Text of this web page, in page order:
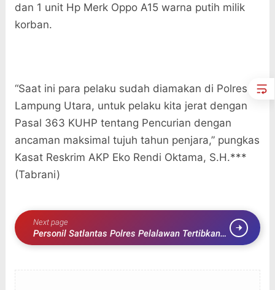
dan 1 unit Hp Merk Oppo A15 warna putih milik
korban.
“Saat ini para pelaku sudah diamakan di Polres
Lampung Utara, untuk pelaku kita jerat dengan
Pasal 363 KUHP tentang Pencurian dengan
ancaman maksimal tujuh tahun penjara,” pungkas
Kasat Reskrim AKP Eko Rendi Oktama, S.H.***
(Tabrani)
Next page
Personil Satlantas Polres Pelalawan Tertibkan
Kedaraan Yang Macet Di Jalan Lintas Timur